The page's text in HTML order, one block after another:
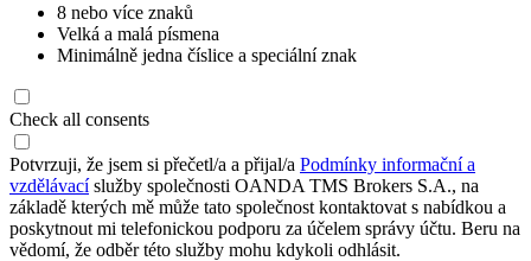
8 nebo více znaků
Velká a malá písmena
Minimálně jedna číslice a speciální znak
Check all consents
Potvrzuji, že jsem si přečetl/a a přijal/a Podmínky informační a
vzdělávacíslužby společnosti OANDA TMS Brokers S.A., na
základě kterých mě může tato společnost kontaktovat s nabídkou a
poskytnout mi telefonickou podporu za účelem správy účtu. Beru na
vědomí, že odběr této služby mohu kdykoli odhlásit.